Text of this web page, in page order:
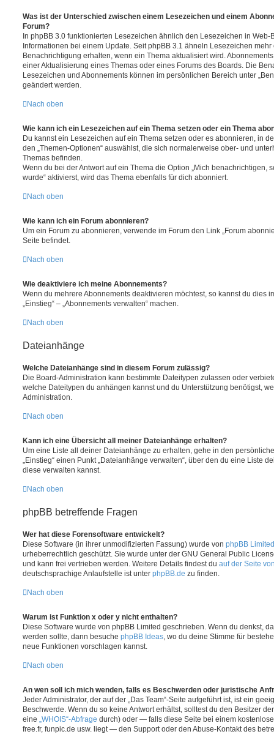
Was ist der Unterschied zwischen einem Lesezeichen und einem
Forum?
In phpBB 3.0 funktionierten Lesezeichen ähnlich den Lesezeichen in Web-
Informationen bei einem Update. Seit phpBB 3.1 ähneln Lesezeichen
Benachrichtigung erhalten, wenn ein Thema aktualisiert wird.
einer Aktualisierung eines Themas oder eines Forums des Boards. Die
Lesezeichen und Abonnements können im persönlichen Bereich unter
geändert werden.
Nach oben
Wie kann ich ein Lesezeichen auf ein Thema setzen oder ein Thema
Du kannst ein Lesezeichen auf ein Thema setzen oder es abonnieren, in
den „Themen-Optionen“ auswählst, die sich normalerweise ober- und
Themas befinden.
Wenn du bei der Antwort auf ein Thema die Option „Mich benachrichtigen,
wurde“ aktivierst, wird das Thema ebenfalls für dich abonniert.
Nach oben
Wie kann ich ein Forum abonnieren?
Um ein Forum zu abonnieren, verwende im Forum den Link „Forum
Seite befindet.
Nach oben
Wie deaktiviere ich meine Abonnements?
Wenn du mehrere Abonnements deaktivieren möchtest, so kannst du dies
„Einstieg“ – „Abonnements verwalten“ machen.
Nach oben
Dateianhänge
Welche Dateianhänge sind in diesem Forum zulässig?
Die Board-Administration kann bestimmte Dateitypen zulassen oder
welche Dateitypen du anhängen kannst und du Unterstützung benötigst,
Administration.
Nach oben
Kann ich eine Übersicht all meiner Dateianhänge erhalten?
Um eine Liste all deiner Dateianhänge zu erhalten, gehe in den
„Einstieg“ einen Punkt „Dateianhänge verwalten“, über den du eine Liste
diese verwalten kannst.
Nach oben
phpBB betreffende Fragen
Wer hat diese Forensoftware entwickelt?
Diese Software (in ihrer unmodifizierten Fassung) wurde von phpBB Limited
urheberrechtlich geschützt. Sie wurde unter der GNU General Public
und kann frei vertrieben werden. Weitere Details findest du auf der Seite
deutschsprachige Anlaufstelle ist unter phpBB.de zu finden.
Nach oben
Warum ist Funktion x oder y nicht enthalten?
Diese Software wurde von phpBB Limited geschrieben. Wenn du denkst,
werden sollte, dann besuche phpBB Ideas , wo du deine Stimme für
neue Funktionen vorschlagen kannst.
Nach oben
An wen soll ich mich wenden, falls es Beschwerden oder juristische
Jeder Administrator, der auf der „Das Team“-Seite aufgeführt ist, ist ein
Beschwerde. Wenn du so keine Antwort erhältst, solltest du den Besitzer
eine „WHOIS“-Abfrage durch) oder — falls diese Seite bei einem
free.fr, funpic.de usw. liegt — den Support oder den Abuse-Kontakt des